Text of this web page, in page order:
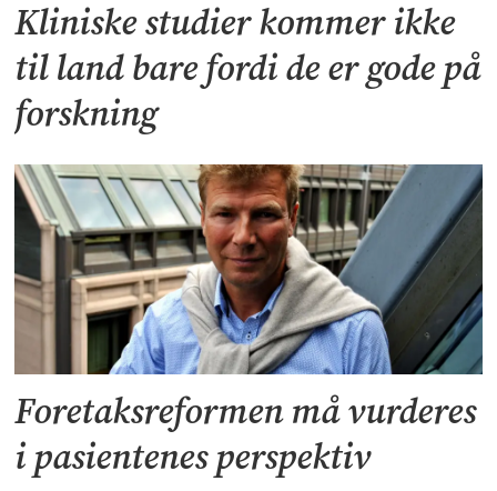
Kliniske studier kommer ikke
til land bare fordi de er gode på
forskning
Foretaksreformen må vurderes
i pasientenes perspektiv